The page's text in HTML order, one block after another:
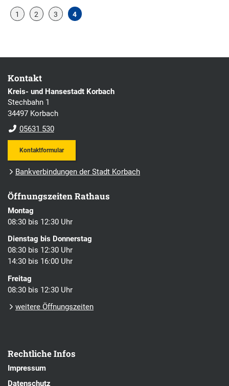
1 2 3 4
Kontakt
Kreis- und Hansestadt Korbach
Stechbahn 1
34497 Korbach
05631 530
Kontaktformular
Bankverbindungen der Stadt Korbach
Öffnungszeiten Rathaus
Montag
08:30 bis 12:30 Uhr
Dienstag bis Donnerstag
08:30 bis 12:30 Uhr
14:30 bis 16:00 Uhr
Freitag
08:30 bis 12:30 Uhr
weitere Öffnungszeiten
Rechtliche Infos
Impressum
Datenschutz